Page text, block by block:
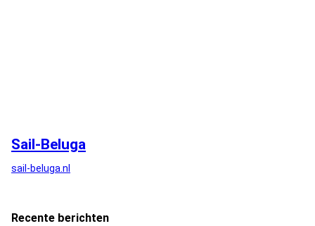
Sail-Beluga
sail-beluga.nl
Recente berichten